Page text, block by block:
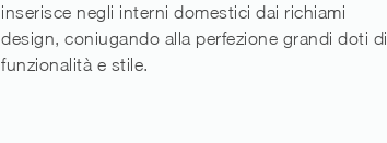
inserisce negli interni domestici dai richiami
design, coniugando alla perfezione grandi doti di
funzionalità e stile.